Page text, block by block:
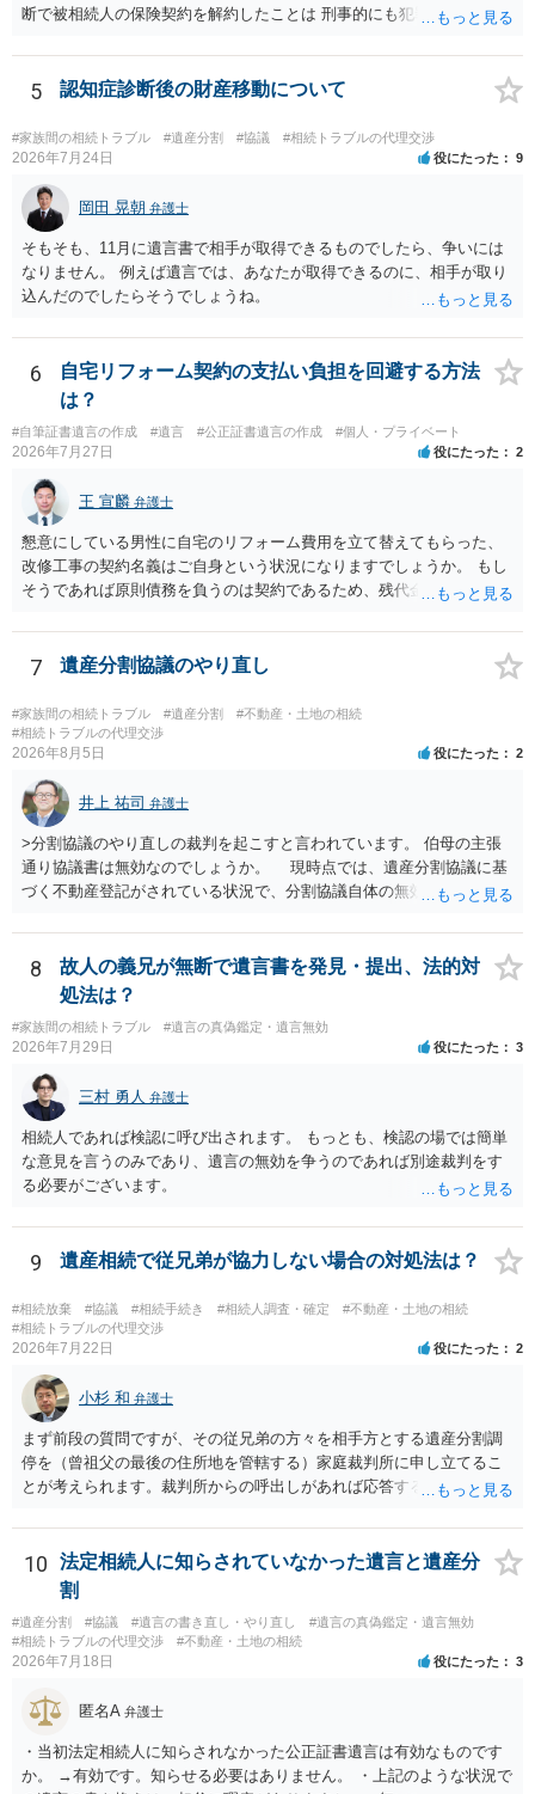
断で被相続人の保険契約を解約したことは 刑事的にも犯罪となる可能
された書類のコピーを取得して、弁護士に面談で詳しい事情を話して
相談 されたら良いと思います。
5 認知症診断後の財産移動について
#家族間の相続トラブル #遺産分割 #協議 #相続トラブルの代理交渉
2026年7月24日 役にたった 9
岡田 晃朝 弁護士
そもそも、11月に遺言書で相手が取得できるものでしたら、争いには
なりません。 例えば遺言では、あなたが取得できるのに、相手が取り
込んだのでしたらそうでしょうね。
6
自宅リフォーム契約の支払い負担を回避する方法
は？
#自筆証書遺言の作成 #遺言 #公正証書遺言の作成 #個人・プライベート
2026年7月27日 役にたった 2
王 宣麟 弁護士
懇意にしている男性に自宅のリフォーム費用を立て替えてもらった、
改修工事の契約名義はご自身という状況になりますでしょうか。 もし
そうであれば原則債務を負うのは契約であるため、残代金を捻出して
ます。 入籍した場合でも、原則契約者が単独で全ての債務を負うこと
には変わりがありません。 なかなか対応に難しい案件であり、公開の
場でアドバイスを行うのも限界があるように思われますので、資料等
を持参のうえ個別に弁護士に相談されることをお勧めします。
7 遺産分割協議のやり直し
#家族間の相続トラブル #遺産分割
#不動産・土地の相続
#相続トラブルの代理交渉
2026年8月5日 役にたった 2
井上 祐司 弁護士
>分割協議のやり直しの裁判を起こすと言われています。 伯母の主張
通り協議書は無効なのでしょうか。 現時点では、遺産分割協議に基
づく不動産登記がされている状況で、分割協議自体の無効を裁判所が
方の訴訟の主張及び立証次第ですが、 ・御祖母様の認知能力に関する
医師の意見書、筆跡鑑定 が提出されればその効力が否定される可能性
はありますが、 ・伯母様自身が分割協議に加わっていること ・御祖母
様の意に反する遺産分割協議を行う実益が誰にあったかの立証が困難
であること からすると、実際に遺産分割協議の効力が否定される可能
性はそれほど高くない（立証のハードルは非常に高い）ということが
言えると思います。
8
故人の義兄が無断で遺言書を発見・提出、法的対
処法は？
#家族間の相続トラブル #遺言の真偽鑑定・遺言無効
2026年7月29日 役にたった 3
三村 勇人 弁護士
相続人であれば検認に呼び出されます。 もっとも、検認の場では簡単
な意見を言うのみであり、遺言の無効を争うのであれば別途裁判をす
る必要がございます。
9 遺産相続で従兄弟が協力しない場合の対処法は？
#相続放棄 #協議 #相続手続き #相続人調査・確定
#不動産・土地の相続
#相続トラブルの代理交渉
2026年7月22日 役にたった 2
小杉 和 弁護士
まず前段の質問ですが、その従兄弟の方々を相手方とする遺産分割調
停を（曾祖父の最後の住所地を管轄する）家庭裁判所に申し立てるこ
とが考えられます。裁判所からの呼出しがあれば応答する可能性がま
能と思われます。時間が思った以上にないので必要書類をてきぱきと
揃える必要があります。その点是非御注意ください。
10
法定相続人に知らされていなかった遺言と遺産分
割
#遺産分割 #協議 #遺言の書き直し・やり直し
#遺言の真偽鑑定・遺言無効
#相続トラブルの代理交渉
#不動産・土地の相続
2026年7月18日 役にたった 3
匿名A 弁護士
・当初法定相続人に知らされなかった公正証書遺言は有効なものです
か。 →有効です。知らせる必要はありません。 ・上記のような状況で